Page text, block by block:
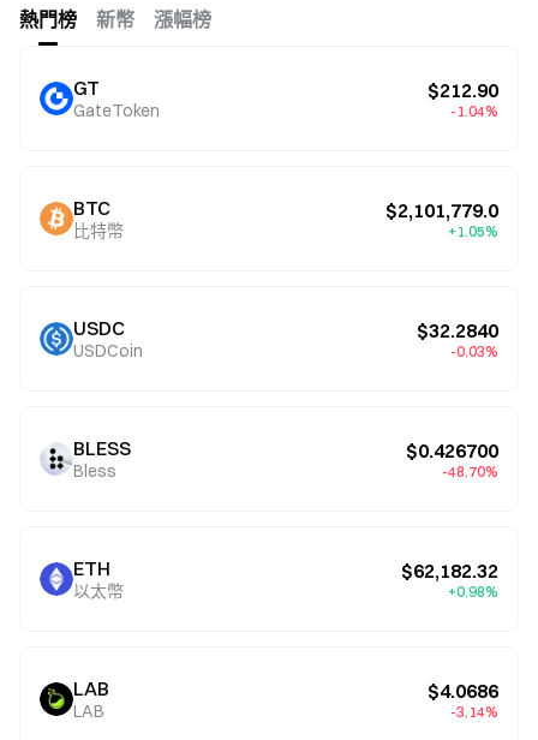
熱門榜 新幣 漲幅榜
GT
GateToken
$212.90
-1.04%
BTC
比特幣
$2,101,779.0
+1.05%
USDC
USDCoin
$32.2840
-0.03%
BLESS
Bless
$0.426700
-48.70%
ETH
以太幣
$62,182.32
+0.98%
LAB
LAB
$4.0686
-3.14%